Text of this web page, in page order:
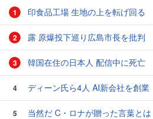
1 印食品工場 生地の上を転げ回る
2 露 原爆投下巡り広島市長を批判
3 韓国在住の日本人 配信中に死亡
4 ディーン氏ら4人 AI新会社を創業
5
当然だ C・ロナが贈った言葉とは